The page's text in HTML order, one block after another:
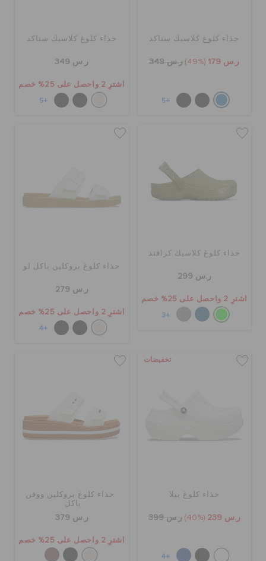
حذاء كلوغ كلاسيك ستاكد
ر.س 179 (49%) ر.س 349
+5
حذاء كلوغ كلاسيك ستاكد
ر.س 349
اشترِ 2 واحصل على 25% خصم
+5
حذاء كلوغ كلاسيك كرافتد
ر.س 299
اشترِ 2 واحصل على 25% خصم
+3
حذاء كلوغ بروكلين باكل لو
ر.س 279
اشترِ 2 واحصل على 25% خصم
+4
تخفيضات
حذاء كلوغ بيلا
ر.س 239 (40%) ر.س 399
+4
حذاء كلوغ بروكلين ووفن
باكل
ر.س 379
اشترِ 2 واحصل على 25% خصم